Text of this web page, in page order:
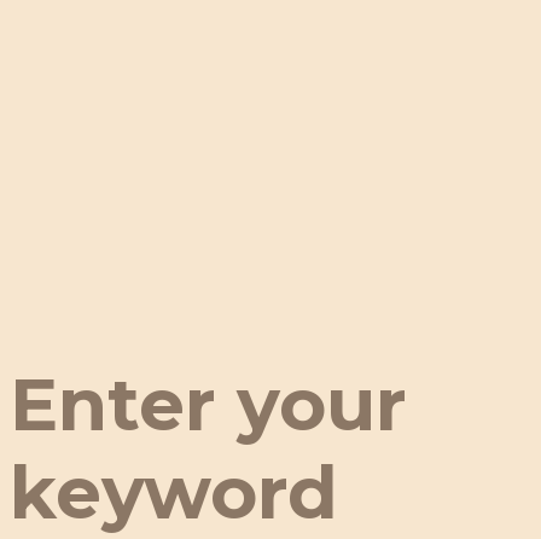
Enter your
keyword